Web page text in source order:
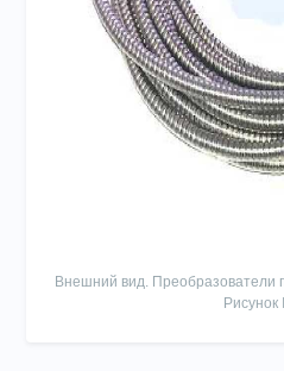
Внешний вид. Преобразователи